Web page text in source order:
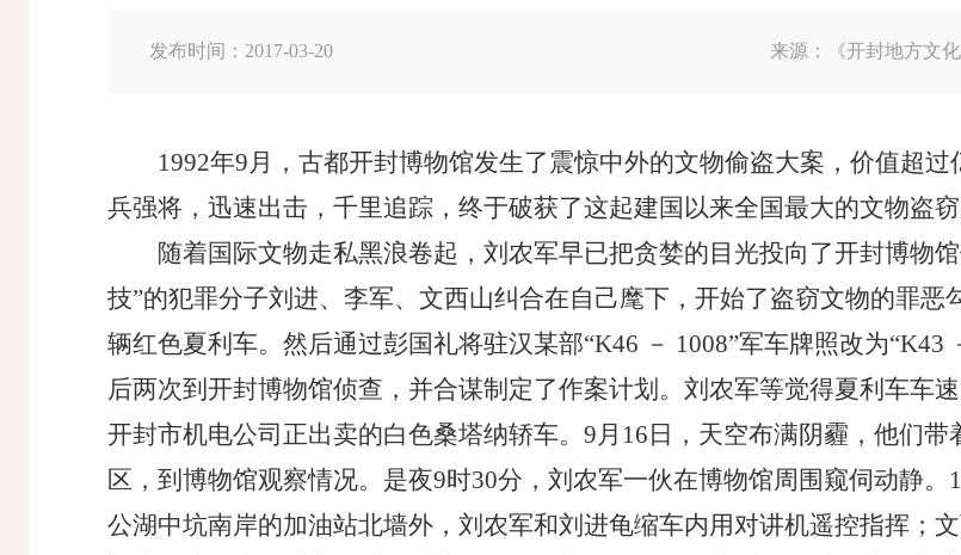
发布时间：2017-03-20 来源：《开封地方文化
1992年9月，古都开封博物馆发生了震惊中外的文物偷盗大案，价值超
兵强将，迅速出击，千里追踪，终于破获了这起建国以来全国最大的文物盗
随着国际文物走私黑浪卷起，刘农军早已把贪婪的目光投向了开封博物
技”的犯罪分子刘进、李军、文西山纠合在自己麾下，开始了盗窃文物的罪
辆红色夏利车。然后通过彭国礼将驻汉某部“K46 － 1008”军车牌照改为“K43
后两次到开封博物馆侦查，并合谋制定了作案计划。刘农军等觉得夏利车车
开封市机电公司正出卖的白色桑塔纳轿车。9月16日，天空布满阴霾，他们
区，到博物馆观察情况。是夜9时30分，刘农军一伙在博物馆周围窥伺动静
公湖中坑南岸的加油站北墙外，刘农军和刘进龟缩车内用对讲机遥控指挥；